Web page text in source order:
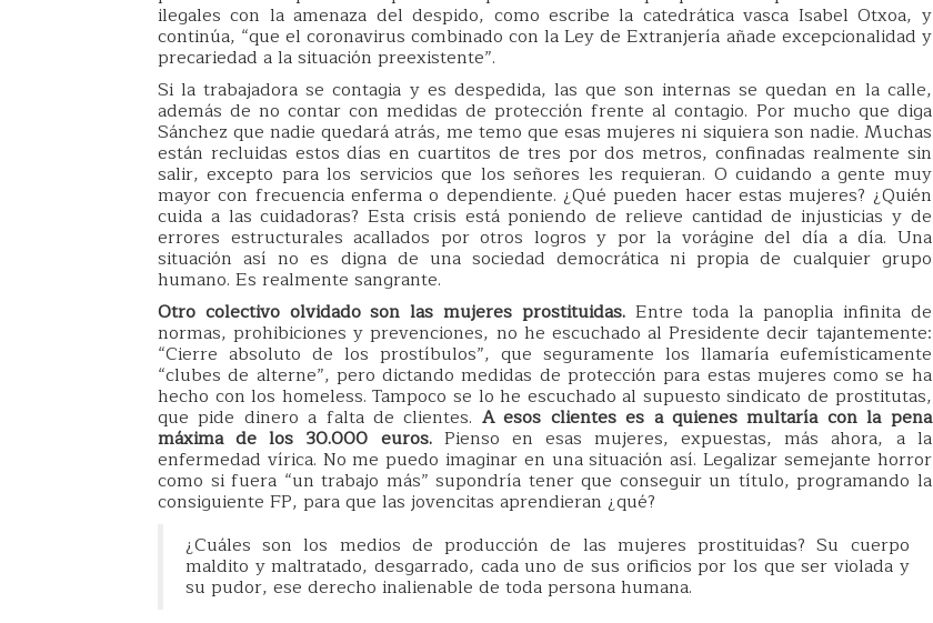
ilegales con la amenaza del despido, como escribe la catedrática vasca Isabel Otxoa, y
continúa, “que el coronavirus combinado con la Ley de Extranjería añade excepcionalidad y
precariedad a la situación preexistente”.
Si la trabajadora se contagia y es despedida, las que son internas se quedan en la calle,
además de no contar con medidas de protección frente al contagio. Por mucho que diga
Sánchez que nadie quedará atrás, me temo que esas mujeres ni siquiera son nadie. Muchas
están recluidas estos días en cuartitos de tres por dos metros, confinadas realmente sin
salir, excepto para los servicios que los señores les requieran. O cuidando a gente muy
mayor con frecuencia enferma o dependiente. ¿Qué pueden hacer estas mujeres? ¿Quién
cuida a las cuidadoras? Esta crisis está poniendo de relieve cantidad de injusticias y de
errores estructurales acallados por otros logros y por la vorágine del día a día. Una
situación así no es digna de una sociedad democrática ni propia de cualquier grupo
humano. Es realmente sangrante.
Otro colectivo olvidado son las mujeres prostituidas.Entre toda la panoplia infinita de
normas, prohibiciones y prevenciones, no he escuchado al Presidente decir tajantemente:
“Cierre absoluto de los prostíbulos”, que seguramente los llamaría eufemísticamente
“clubes de alterne”, pero dictando medidas de protección para estas mujeres como se ha
hecho con los homeless. Tampoco se lo he escuchado al supuesto sindicato de prostitutas,
que pide dinero a falta de clientes. A esos clientes es a quienes multaría con la pena
máxima de los 30.000 euros.Pienso en esas mujeres, expuestas, más ahora, a la
enfermedad vírica. No me puedo imaginar en una situación así. Legalizar semejante horror
como si fuera “un trabajo más” supondría tener que conseguir un título, programando la
consiguiente FP, para que las jovencitas aprendieran ¿qué?
¿Cuáles son los medios de producción de las mujeres prostituidas? Su cuerpo
maldito y maltratado, desgarrado, cada uno de sus orificios por los que ser violada y
su pudor, ese derecho inalienable de toda persona humana.